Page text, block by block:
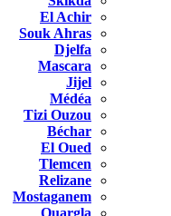
El Achir
Souk Ahras
Djelfa
Mascara
Jijel
Médéa
Tizi Ouzou
Béchar
El Oued
Tlemcen
Relizane
Mostaganem
Ouargla